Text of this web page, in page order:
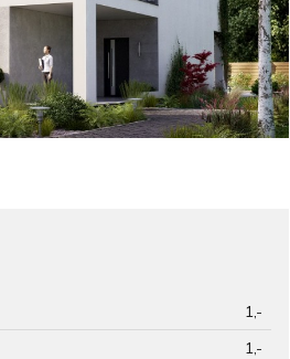
1,-
1,-